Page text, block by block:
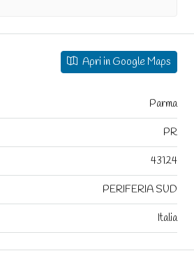
Apri in Google Maps
Parma
PR
43124
PERIFERIA SUD
Italia